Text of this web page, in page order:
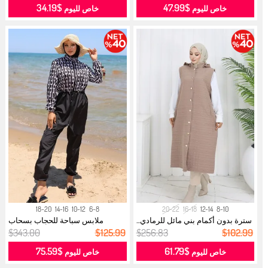
خاص لليوم $47.99 خاص لليوم$34.19
8-10
12-14
16-18
20-22
سترة بدون أكمام بني مائل للرمادي...
$256.83 $102.99
خاص لليوم$61.79
6-8
10-12
14-16
18-20
ملابس سباحة للحجاب بسحاب
وسلسلة خصر...
$343.00 $125.99
خاص لليوم$75.59